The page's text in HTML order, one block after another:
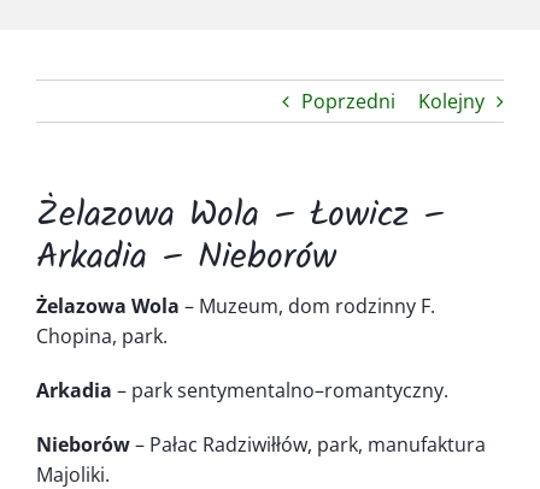
Kontakt
Poprzedni Kolejny
Żelazowa Wola – Łowicz –
Arkadia – Nieborów
Żelazowa Wola – Muzeum, dom rodzinny F.
Chopina, park.
Arkadia – park sentymentalno–romantyczny.
Nieborów– Pałac Radziwiłłów, park, manufaktura
Majoliki.